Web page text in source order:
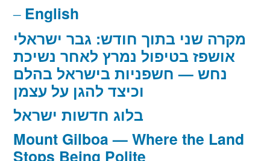
English
מקרה שני בתוך חודש: גבר ישראלי
אושפז בטיפול נמרץ לאחר נשיכת
נחש — חשפניות בישראל בהלם
וכיצד להגן על עצמן
בלוג חדשות ישראל
Mount Gilboa — Where the Land
Stops Being Polite